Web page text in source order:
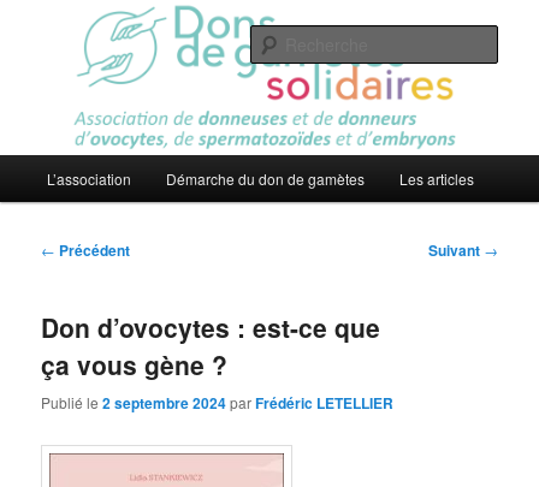
Dons de gamètes solidaires
Association
principal
L’association Démarche du don de gamètes Les articles
Navigation
← Précédent Suivant →
Don d’ovocytes : est-ce que
ça vous gène ?
Publié le2 septembre 2024parFrédéric LETELLIER